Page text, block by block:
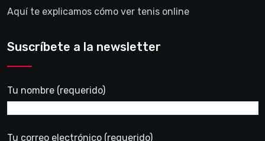
Aquí te explicamos cómo ver tenis online
Suscríbete a la newsletter
Tu nombre (requerido)
Tu correo electrónico (requerido)